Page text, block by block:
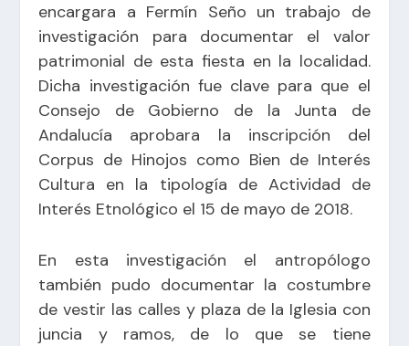
encargara a Fermín Seño un trabajo de
investigación para documentar el valor
patrimonial de esta fiesta en la localidad.
Dicha investigación fue clave para que el
Consejo de Gobierno de la Junta de
Andalucía aprobara la inscripción del
Corpus de Hinojos como Bien de Interés
Cultura en la tipología de Actividad de
Interés Etnológico el 15 de mayo de 2018.
En esta investigación el antropólogo
también pudo documentar la costumbre
de vestir las calles y plaza de la Iglesia con
juncia y ramos, de lo que se tiene